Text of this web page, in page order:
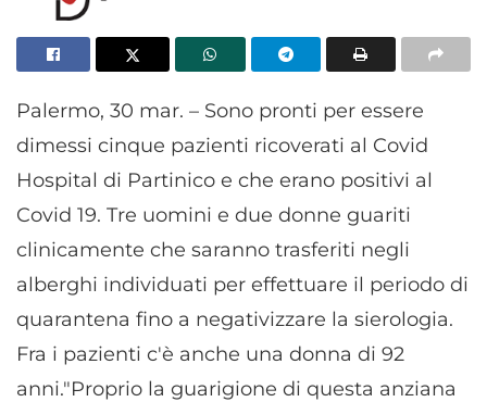
Palermo, 30 mar. – Sono pronti per essere
dimessi cinque pazienti ricoverati al Covid
Hospital di Partinico e che erano positivi al
Covid 19. Tre uomini e due donne guariti
clinicamente che saranno trasferiti negli
alberghi individuati per effettuare il periodo di
quarantena fino a negativizzare la sierologia.
Fra i pazienti c'è anche una donna di 92
anni."Proprio la guarigione di questa anziana